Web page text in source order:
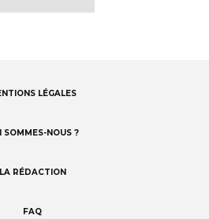
LÉGALES
SOMMES-NOUS ?
LA RÉDACTION
FAQ